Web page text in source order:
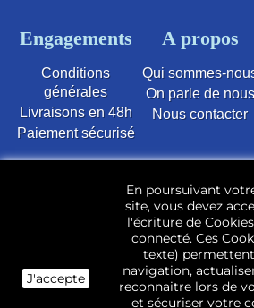
Engagements
Conditions
générales
Livraisons en 48h
Paiement sécurisé
A propos
Qui sommes-
On parle de nous
Nous contacter
d’occasion pour toutes marques
22 400 références (Lave-linge,
vaisselle, Micro-ondes, Fours,
cuisson, Réfrigérateurs,
Télévisions, LCD, Plasma,
Les pièces d’occasion sont
J'accepte
En poursuivant
site, vous devez
l'écriture de
connecté. Ces
texte)
navigation,
reconnaitre lors de
et sécuriser votre